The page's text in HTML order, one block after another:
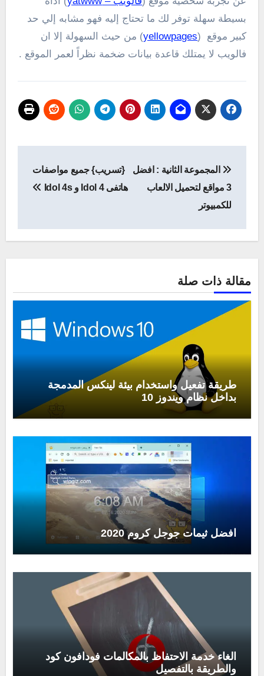
بسيطة سهلة توفر لك ما تحتاج إليه فهو مشابه إلي حد
كبير موقع (yellowpages) من حيث السهولة إلا ان
فالويب لا يمتلك قاعدة بيانات ضخمة نظراً لعمر الموقع .
المقالات
المجموعة الثانية : افضل
3 مواقع لتحميل الالعاب
للكمبيوتر
{تسريب} جميع مواصفات
هاتفى Idol 4 و Idol 4s
مقالة ذات صلة
طريقة تفعيل واستخدام بيئة لينكس المدمجة
بداخل نظام ويندوز 10
افضل ثيمات جوجل كروم 2020
الغاء خدمة الاحتفاظ بالمكالمات فودافون كود
والطريقة بالتفصيل